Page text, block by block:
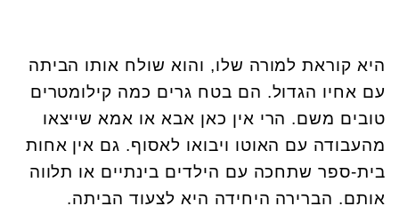
היא קוראת למורה שלו, והוא שולח אותו הביתה
עם אחיו הגדול. הם בטח גרים כמה קילומטרים
טובים משם. הרי אין כאן אבא או אמא שייצאו
מהעבודה עם האוטו ויבואו לאסוף. גם אין אחות
בית-ספר שתחכה עם הילדים בינתיים או תלווה
אותם. הברירה היחידה היא לצעוד הביתה.